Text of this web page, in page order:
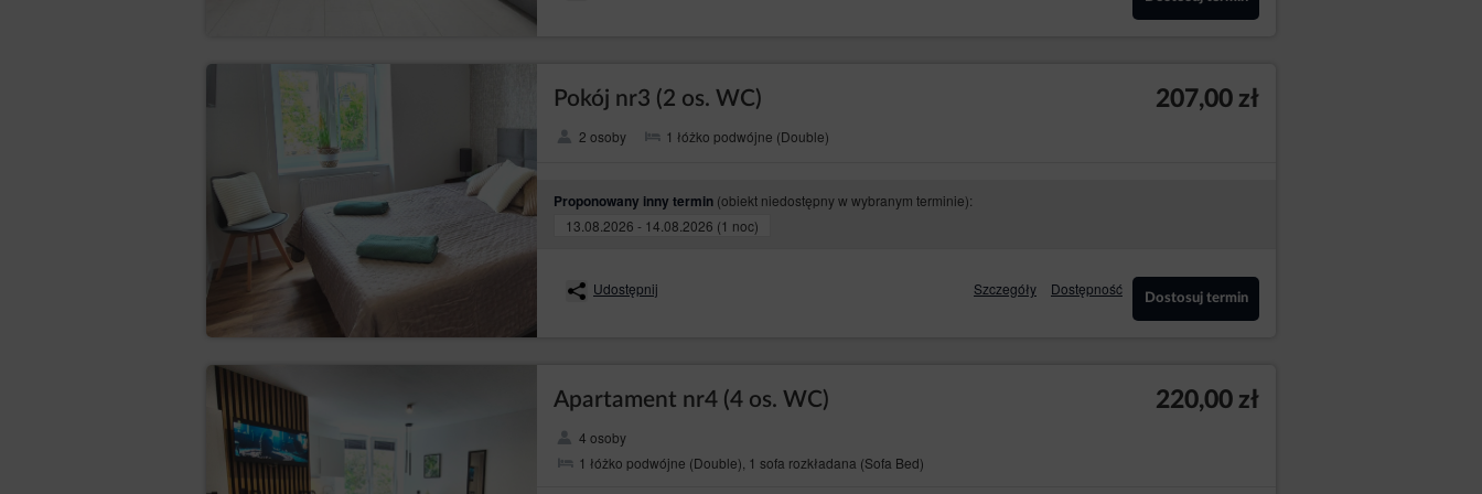
tworzenia statystyk, które pomagają zrozumieć, w jaki sposób Gość/Użytkownicy Serwisu korzystają ze stron internetowych, co umożliwia ulepszanie
określania profilu Gościa/Użytkownika Serwisu w celu wyświetlania mu rekomendacji produktowych i dopasowanych materiałów w sieciach
reklamowych, w szczególności sieci Google.
Oprogramowanie do przeglądania stron internetowych (przeglądarka internetowa) zazwyczaj domyślnie dopuszcza przechowywanie plików cookies w
urządzeniu końcowym Gościa/Użytkownika. Goście/Użytkownicy mogą dokonać zmiany ustawień w tym zakresie. Przeglądarka internetowa umożliwia
usunięcie plików cookies. Możliwe jest także automatyczne blokowanie plików cookies.
Ograniczenia stosowania plików cookies mogą wpłynąć na niektóre funkcjonalności dostępne na stronach internetowych Sklepu internetowego.
Pliki cookies zamieszczane w urządzeniu końcowym Gościa/Użytkownika Serwisu i wykorzystywane mogą być również przez współpracujących ze
Serwisem reklamodawców oraz partnerów Serwisu.
Pliki cookies mogą być wykorzystane przez sieci reklamowe, w szczególności sieć Google, do wyświetlenia reklam dopasowanych do sposobu, w jaki
Gość/Użytkownik korzysta ze Serwisu. W tym celu mogą zachować informację o ścieżce nawigacji Gościa/Użytkownika lub czasie pozostawania na danej
stronie.
Zalecamy przeczytanie Gościowi/Użytkownikowi polityki ochrony prywatności tych firm, aby poznać zasady korzystania z plików cookies wykorzystywane w
statystykach: Polityka ochrony prywatności Google Analytics.
Pliki cookie mogą być wykorzystane przez sieci reklamowe, w szczególności sieć Google, do wyświetlenia reklam dopasowanych do sposobu, w jaki Gość/
Użytkownik korzysta z Serwisu. W tym celu mogą zachować informację o ścieżce nawigacji użytkownika lub czasie pozostawania na danej stronie.
W zakresie informacji o preferencjach Gościach/ Użytkownika gromadzonych przez sieć reklamową Google, Gość/Użytkownik może przeglądać i edytować
informacje wynikające z plików cookies przy pomocy narzędzia: https://www.google.com/ads/preferences/.
Pokój nr3 (2 os. WC)
2 osoby 1 łóżko podwójne (Double)
207,00 zł
Proponowany inny termin (obiekt niedostępny w wybranym terminie):
13.08.2026 - 14.08.2026 (1 noc)
Udostępnij Szczegóły Dostępność
Dostosuj termin
Apartament nr4 (4 os. WC)
4 osoby
1 łóżko podwójne (Double), 1 sofa rozkładana (Sofa Bed)
220,00 zł